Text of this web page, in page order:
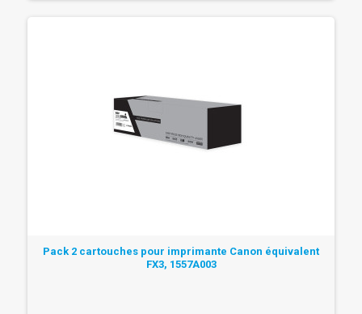
Pack 2 cartouches pour imprimante Canon équivalent
FX3, 1557A003